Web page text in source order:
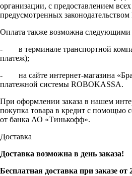
организации, с предоставлением
предусмотренных
Оплата также возможна следующими
- в терминале транспортной
платеж);
- на сайте интернет-магазина
платежной системы ROBOKASSA.
При оформлении заказа в нашем
покупка товара в кредит с помощью
от банка АО «Тинькофф».
Доставка
Доставка возможна в день заказа!
Бесплатная доставка при заказе от